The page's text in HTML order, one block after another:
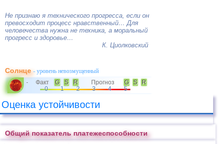
Не признаю я технического прогресса, если он
превосходит процесс нравственный… Для
человечества нужна не техника, а моральный
прогресс и здоровье…
К. Циолковский
Солнце- уровень невозмущенный
- Факт G S R Прогноз G S
R
0
1 2 3 4 5
Оценка устойчивости
Общий показатель платежеспособности